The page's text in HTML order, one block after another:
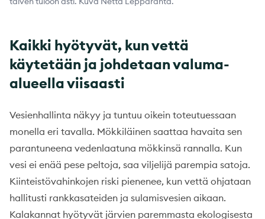
Kaikki hyötyvät, kun vettä
käytetään ja johdetaan valuma-
alueella viisaasti
Vesienhallinta näkyy ja tuntuu oikein toteutuessaan
monella eri tavalla. Mökkiläinen saattaa havaita sen
parantuneena vedenlaatuna mökkinsä rannalla. Kun
vesi ei enää pese peltoja, saa viljelijä parempia satoja.
Kiinteistövahinkojen riski pienenee, kun vettä ohjataan
hallitusti rankkasateiden ja sulamisvesien aikaan.
Kalakannat hyötyvät järvien paremmasta ekologisesta